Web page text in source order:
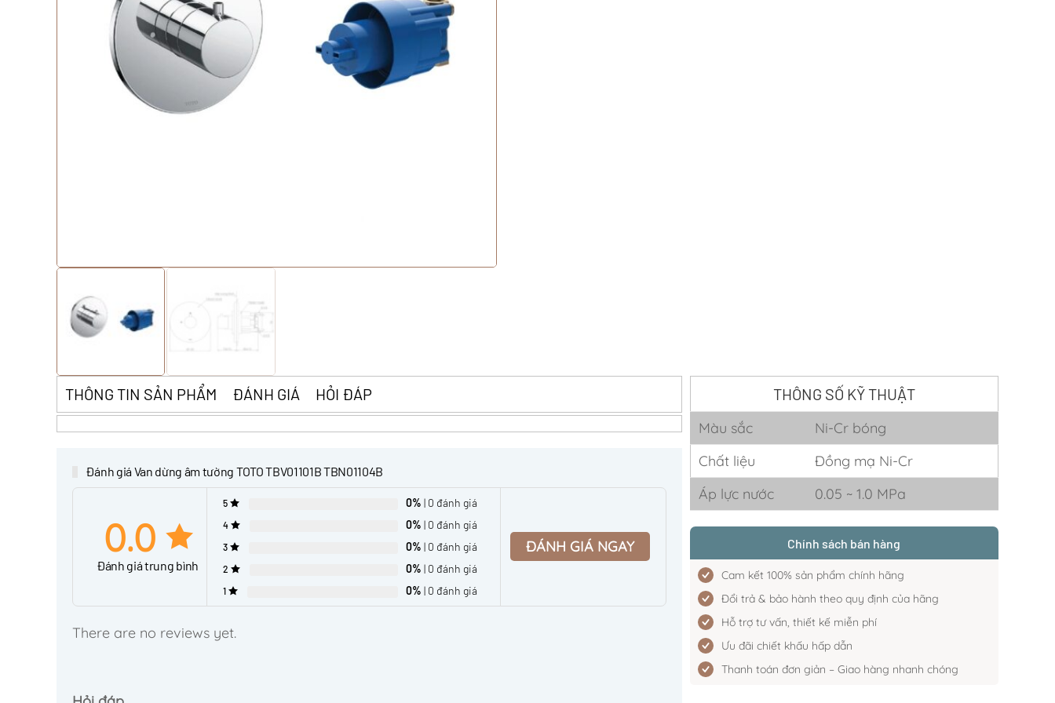
THÔNG SỐ KỸ THUẬT
Màu sắc
Ni-Cr bóng
Chất liệu
Đồng mạ Ni-Cr
Áp lực nước
0.05 ~ 1.0 MPa
Chính sách bán hàng
Cam kết 100% sản phẩm chính hãng
Đổi trả & bảo hành theo quy định của hãng
Hỗ trợ tư vấn, thiết kế miễn phí
Ưu đãi chiết khấu hấp dẫn
Thanh toán đơn giản – Giao hàng nhanh chóng
THÔNG TIN SẢN PHẨM ĐÁNH GIÁ HỎI ĐÁP
Đánh giá Van dừng âm tường TOTO TBV01101B TBN01104B
0.0
Đánh giá trung bình
5 0% | 0 đánh giá
4 0% | 0 đánh giá
3 0% | 0 đánh giá
2 0% | 0 đánh giá
1 0% | 0 đánh giá
ĐÁNH GIÁ NGAY
There are no reviews yet.